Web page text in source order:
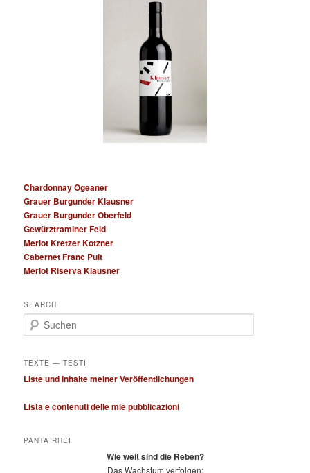
Chardonnay Ogeaner
Grauer Burgunder Klausner
Grauer Burgunder Oberfeld
Gewürztraminer Feld
Merlot Kretzer Kotzner
Cabernet Franc Puit
Merlot Riserva Klausner
SEARCH
u
h
n
TEXTE — TESTI
Liste und Inhalte meiner Veröffentlichungen
Lista e contenuti delle mie pubblicazioni
PANTA RHEI
Wie weit sind die Reben?
Das Wachstum verfolgen: